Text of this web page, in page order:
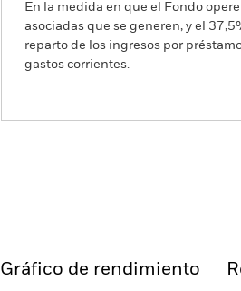
En la medida en que el Fondo
asociadas que se generen, y el
reparto de los ingresos por
gastos corrientes.
Gráfico de rendimiento